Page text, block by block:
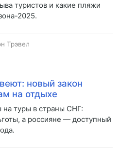
туристов и какие пляжи
2025.
Трэвел
новый закон
на отдыхе
на туры в страны СНГ:
а россияне — доступный